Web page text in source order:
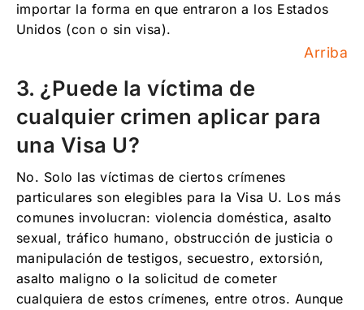
importar la forma en que entraron a los Estados
Unidos (con o sin visa).
Arriba
3. ¿Puede la víctima de
cualquier crimen aplicar para
una Visa U?
No. Solo las víctimas de ciertos crímenes
particulares son elegibles para la Visa U. Los más
comunes involucran: violencia doméstica, asalto
sexual, tráfico humano, obstrucción de justicia o
manipulación de testigos, secuestro, extorsión,
asalto maligno o la solicitud de cometer
cualquiera de estos crímenes, entre otros. Aunque